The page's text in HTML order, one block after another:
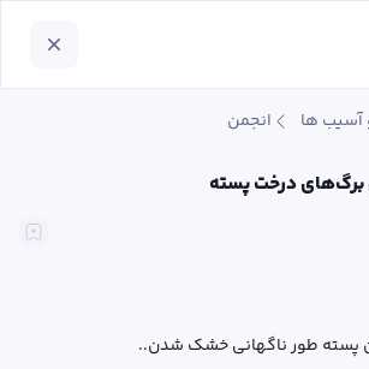
آسیب ها انجمن
پسته
پسته طور ناگهانی خشک شدن..